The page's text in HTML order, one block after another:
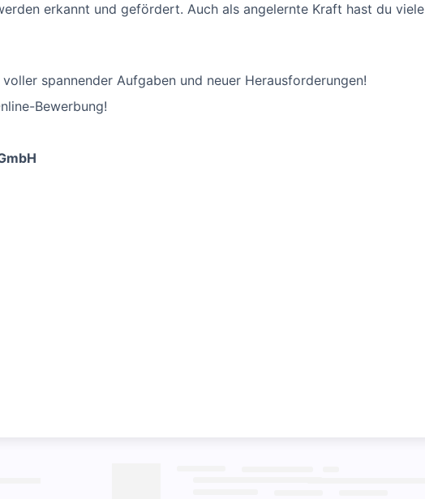
erkannt und gefördert. Auch als angelernte Kraft hast du viele
spannender Aufgaben und neuer Herausforderungen!
Bewerbung!